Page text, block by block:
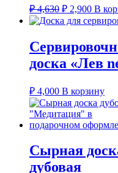
₽4,630
цена
составляла
₽ 2,900
цена:
В
доска «Лев
₽ 4,000 В корзину
Сырная
дубовая